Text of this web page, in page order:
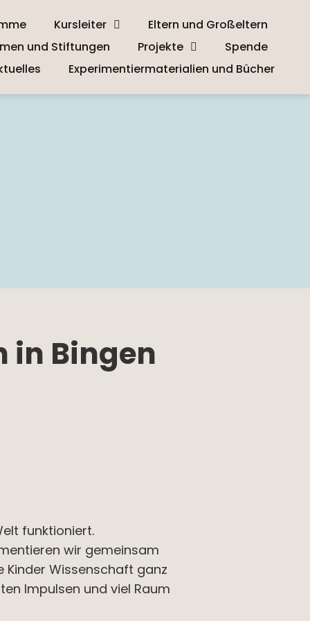
Kursleiter
Eltern und Großeltern
und Stiftungen
Projekte
Spende
Experimentiermaterialien und Bücher
in Bingen
funktioniert.
wir gemeinsam
Kinder Wissenschaft ganz
Impulsen und viel Raum